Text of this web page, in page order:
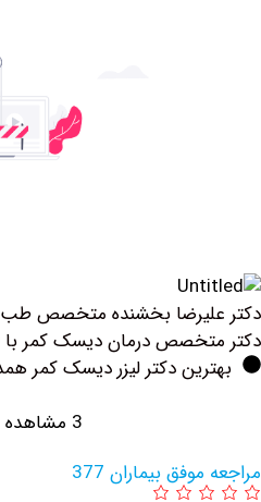
بخشنده متخصص طب فیزیکی
درمان دیسک کمر با لیزر
دکتر لیزر دیسک کمر همدان
بیماران 377